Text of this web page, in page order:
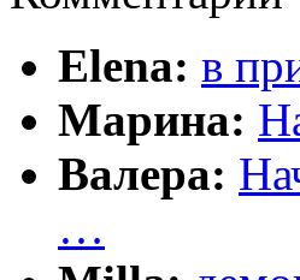
Elena: в
Марина:
Валера:
…